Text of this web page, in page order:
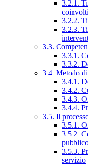
3.2.1.
3.2.2.
3.2.3.
3.3.
3.3.1.
3.3.2.
3.4. Metodo
3.4.1.
3.4.2.
3.4.3.
3.4.4.
3.5. Il
3.5.1.
3.5.2.
pubblico
3.5.3.
servizio